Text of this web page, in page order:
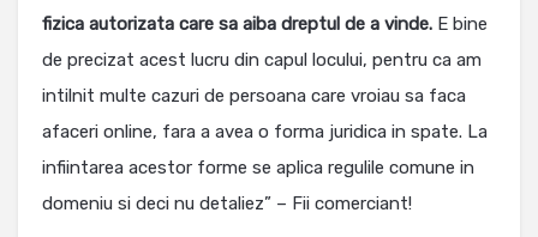
fizica autorizata care sa aiba dreptul de a vinde. E bine
de precizat acest lucru din capul locului, pentru ca am
intilnit multe cazuri de persoana care vroiau sa faca
afaceri online, fara a avea o forma juridica in spate. La
infiintarea acestor forme se aplica regulile comune in
domeniu si deci nu detaliez” – Fii comerciant!